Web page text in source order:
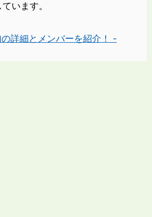
います。
詳細とメンバーを紹介！ -